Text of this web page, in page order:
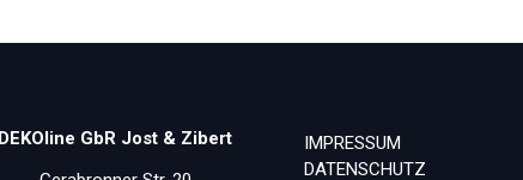
DEKOline GbR Jost & Zibert
IMPRESSUM
DATENSCHUTZ